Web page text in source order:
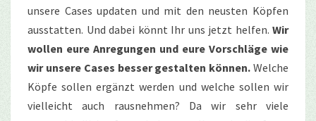
unsere Cases updaten und mit den neusten Köpfen
ausstatten. Und dabei könnt Ihr uns jetzt helfen. Wir
wollen eure Anregungen und eure Vorschläge wie
wir unsere Cases besser gestalten können. Welche
Köpfe sollen ergänzt werden und welche sollen wir
vielleicht auch rausnehmen? Da wir sehr viele